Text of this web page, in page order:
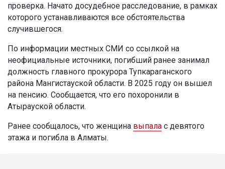
проверка. Начато досудебное расследование, в рамках
которого устанавливаются все обстоятельства
случившегося.
По информации местных СМИ со ссылкой на
неофициальные источники, погибший ранее занимал
должность главного прокурора Тупкараганского
района Мангистауской области. В 2025 году он вышел
на пенсию. Сообщается, что его похоронили в
Атырауской области.
Ранее сообщалось, что женщина выпала с девятого
этажа и погибла в Алматы.